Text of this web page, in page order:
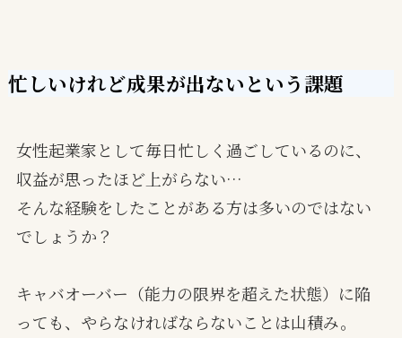
忙しいけれど成果が出ないという課題
女性起業家として毎日忙しく過ごしているのに、
収益が思ったほど上がらない…
そんな経験をしたことがある方は多いのではない
でしょうか？
キャバオーバー（能力の限界を超えた状態）に陥
っても、やらなければならないことは山積み。